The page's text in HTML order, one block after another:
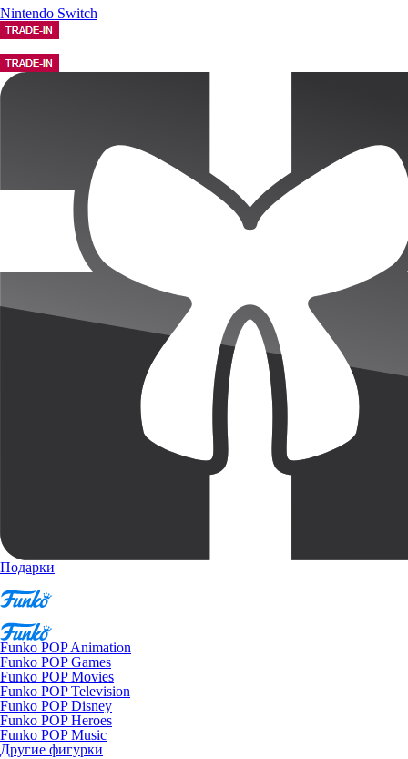
Nintendo Switch
Подарки
Funko POP Animation
Funko POP Games
Funko POP Movies
Funko POP Television
Funko POP Disney
Funko POP Heroes
Funko POP Music
Другие фигурки